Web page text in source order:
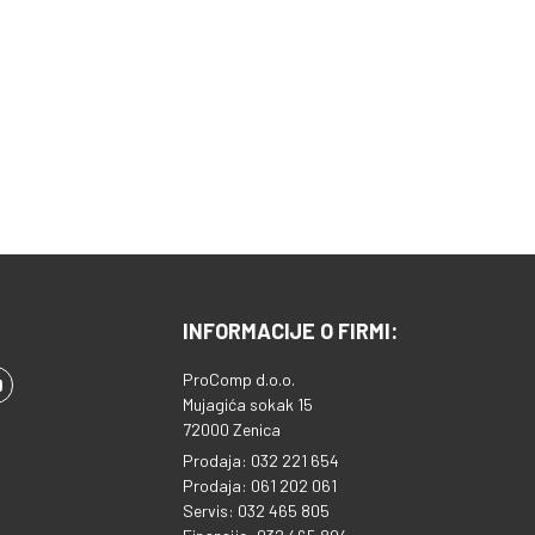
INFORMACIJE O FIRMI:
ProComp d.o.o.
Mujagića sokak 15
72000 Zenica
Prodaja: 032 221 654
Prodaja: 061 202 061
Servis: 032 465 805